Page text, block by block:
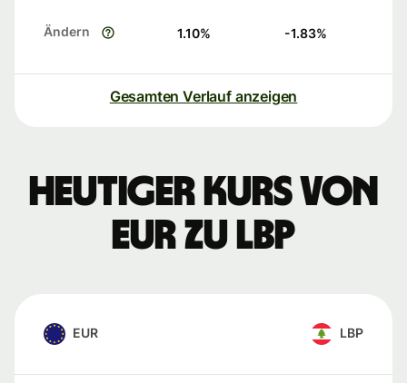
Ändern 1.10% -1.83%
Gesamten Verlauf anzeigen
Heutiger Kurs von
EUR zu LBP
EUR LBP